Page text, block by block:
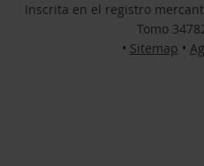
Inscrita en el registro
Tomo
• Sitemap •